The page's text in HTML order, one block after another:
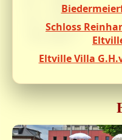
Schloss
Eltville Villa